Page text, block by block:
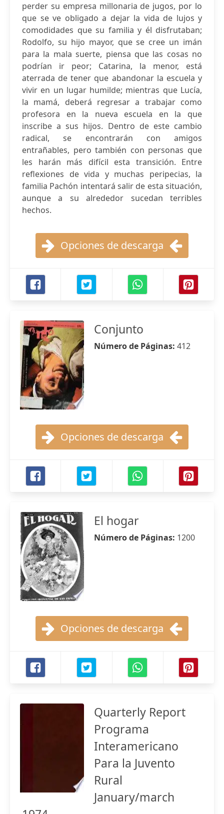
perder su empresa millonaria de jugos, por lo
que se ve obligado a dejar la vida de lujos y
comodidades que su familia y él disfrutaban;
Rodolfo, su hijo mayor, que se cree un imán
para la mala suerte, piensa que las cosas no
podrían ir peor; Catarina, la menor, está
aterrada de tener que abandonar la escuela y
vivir en un lugar humilde; mientras que Lucía,
la mamá, deberá regresar a trabajar como
profesora en la nueva escuela en la que
inscribe a sus hijos. Dentro de este cambio
radical, se encontrarán con amigos
entrañables, pero también con personas que
les harán más difícil esta transición. Entre
reflexiones de vida y muchas peripecias, la
familia Pachón intentará salir de esta situación,
aunque a su alrededor sucedan terribles
hechos.
Opciones de descarga
Conjunto
Número de Páginas: 412
Opciones de descarga
El hogar
Número de Páginas: 1200
Opciones de descarga
Quarterly Report
Programa
Interamericano
Para la Juvento
Rural
January/march